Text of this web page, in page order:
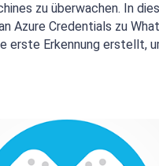
zu überwachen. In
Azure Credentials zu
erste Erkennung erstellt,